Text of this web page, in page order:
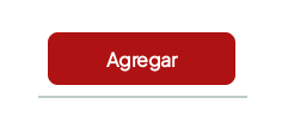
Agregar